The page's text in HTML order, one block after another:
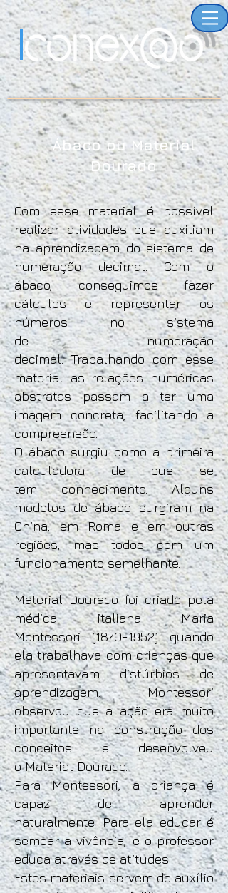
Ábaco ou Material
Dourado
Com esse material é possível
realizar atividades que auxiliam
na aprendizagem do sistema de
numeração decimal. Com o
ábaco, conseguimos fazer
cálculos e representar os
números no sistema
de numeração
decimal. Trabalhando com esse
material as relações numéricas
abstratas passam a ter uma
imagem concreta, facilitando a
compreensão.
O ábaco surgiu como a primeira
calculadora de que se
tem conhecimento. Alguns
modelos de ábaco surgiram na
China, em Roma e em outras
regiões, mas todos com um
funcionamento semelhante.
Material Dourado foi criado pela
médica italiana Maria
Montessori(1870-1952)quando
ela trabalhava com crianças que
apresentavam distúrbios de
aprendizagem. Montessori
observou que a ação era muito
importante na construção dos
conceitos e desenvolveu
o Material Dourado.
Para Montessori, a criança é
capaz de aprender
naturalmente. Para ela educar é
semear a vivência, e o professor
educa através de atitudes.
Estes materiais servem de auxílio